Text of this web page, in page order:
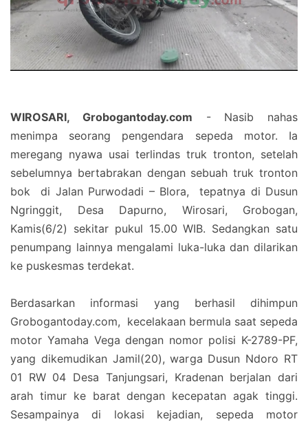
WIROSARI, Grobogantoday.com - Nasib nahas
menimpa seorang pengendara sepeda motor. Ia
meregang nyawa usai terlindas truk tronton, setelah
sebelumnya bertabrakan dengan sebuah truk tronton
bok di Jalan Purwodadi – Blora, tepatnya di Dusun
Ngringgit, Desa Dapurno, Wirosari, Grobogan,
Kamis(6/2) sekitar pukul 15.00 WIB. Sedangkan satu
penumpang lainnya mengalami luka-luka dan dilarikan
ke puskesmas terdekat.
Berdasarkan informasi yang berhasil dihimpun
Grobogantoday.com, kecelakaan bermula saat sepeda
motor Yamaha Vega dengan nomor polisi K-2789-PF,
yang dikemudikan Jamil(20), warga Dusun Ndoro RT
01 RW 04 Desa Tanjungsari, Kradenan berjalan dari
arah timur ke barat dengan kecepatan agak tinggi.
Sesampainya di lokasi kejadian, sepeda motor